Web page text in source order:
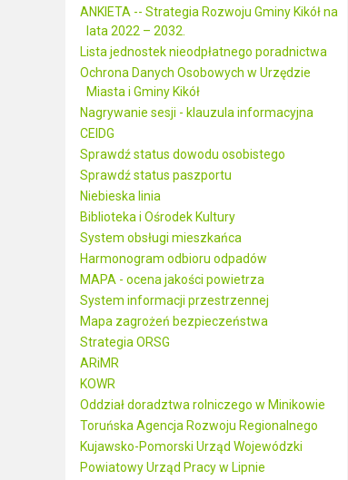
ANKIETA -- Strategia Rozwoju Gminy Kikół na
lata 2022 – 2032.
Lista jednostek nieodpłatnego poradnictwa
Ochrona Danych Osobowych w Urzędzie
Miasta i Gminy Kikół
Nagrywanie sesji - klauzula informacyjna
CEIDG
Sprawdź status dowodu osobistego
Sprawdź status paszportu
Niebieska linia
Biblioteka i Ośrodek Kultury
System obsługi mieszkańca
Harmonogram odbioru odpadów
MAPA - ocena jakości powietrza
System informacji przestrzennej
Mapa zagrożeń bezpieczeństwa
Strategia ORSG
ARiMR
KOWR
Oddział doradztwa rolniczego w Minikowie
Toruńska Agencja Rozwoju Regionalnego
Kujawsko-Pomorski Urząd Wojewódzki
Powiatowy Urząd Pracy w Lipnie